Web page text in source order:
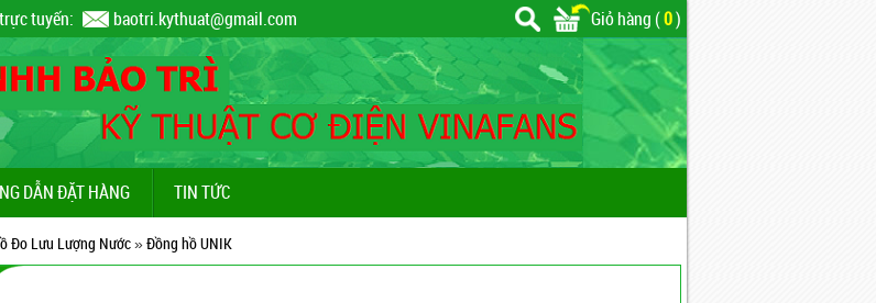
tuyến: baotri.kythuat@gmail.com Giỏ hàng (0)
DẪN ĐẶT HÀNG TIN TỨC
Đo Lưu Lượng Nước»Đồng hồ UNIK